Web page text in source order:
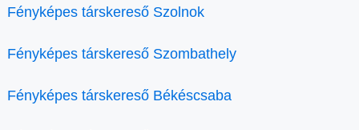
Fényképes társkereső Szolnok
Fényképes társkereső Szombathely
Fényképes társkereső Békéscsaba